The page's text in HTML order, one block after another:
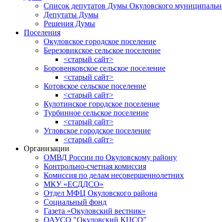
Список депутатов Думы Окуловского
Депутаты Думы
Решения Думы
Поселения
Окуловское городское поселение
Березовикское сельское поселение
<старый сайт>
Боровенковское сельское поселение
<старый сайт>
Котовское сельское поселение
<старый сайт>
Кулотинское городское поселение
Турбинное сельское поселение
<старый сайт>
Угловское городское поселение
<старый сайт>
Организации
ОМВД России по Окуловскому району
Контрольно-счетная комиссия
Комиссия по делам несовершеннолетних
МКУ «ЕСДДСО»
Отдел МФЦ Окуловского района
Социальный фонд
Газета «Окуловский вестник»
ОАУСО "Окуловский КЦСО"